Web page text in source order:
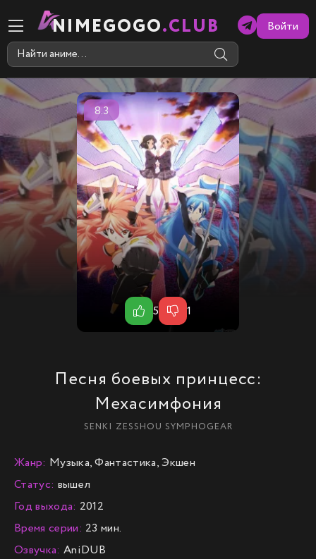
NIMEGOGO.CLUB Войти
Песня боевых принцесс:
Мехасимфония
SENKI ZESSHOU SYMPHOGEAR
8.3
5 1
Жанр: Музыка, Фантастика, Экшен
Статус: вышел
Год выхода: 2012
Время серии: 23 мин.
Озвучка: AniDUB